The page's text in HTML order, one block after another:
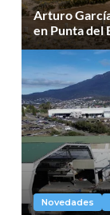
Arturo
en Punta del
Novedades